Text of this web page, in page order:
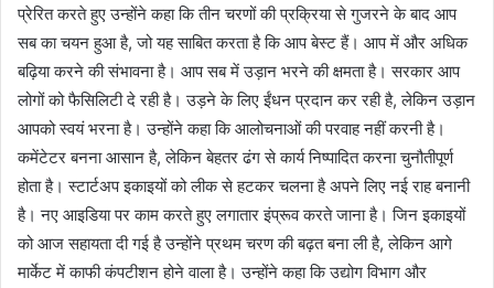
प्रेरित करते हुए उन्होंने कहा कि तीन चरणों की प्रक्रिया से गुजरने के बाद आप
सब का चयन हुआ है, जो यह साबित करता है कि आप बेस्ट हैं। आप में और अधिक
बढ़िया करने की संभावना है। आप सब में उड़ान भरने की क्षमता है। सरकार आप
लोगों को फैसिलिटी दे रही है। उड़ने के लिए ईंधन प्रदान कर रही है, लेकिन उड़ान
आपको स्वयं भरना है। उन्होंने कहा कि आलोचनाओं की परवाह नहीं करनी है।
कमेंटेटर बनना आसान है, लेकिन बेहतर ढंग से कार्य निष्पादित करना चुनौतीपूर्ण
होता है। स्टार्टअप इकाइयों को लीक से हटकर चलना है अपने लिए नई राह बनानी
है। नए आइडिया पर काम करते हुए लगातार इंप्रूव करते जाना है। जिन इकाइयों
को आज सहायता दी गई है उन्होंने प्रथम चरण की बढ़त बना ली है, लेकिन आगे
मार्केट में काफी कंपटीशन होने वाला है। उन्होंने कहा कि उद्योग विभाग और